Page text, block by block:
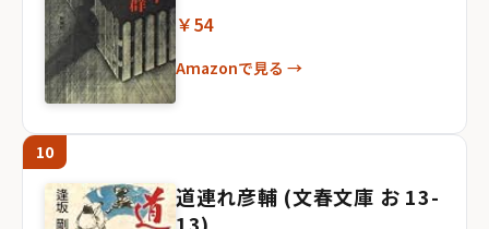
￥54
Amazonで見る →
10
道連れ彦輔 (文春文庫 お 13-